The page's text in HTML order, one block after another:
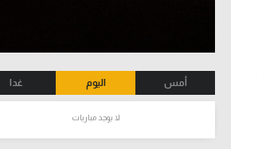
أمس اليوم غدا
لا يوجد مباريات